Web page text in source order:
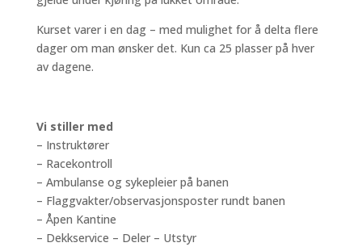
Kurset varer i en dag – med mulighet for å delta flere
dager om man ønsker det. Kun ca 25 plasser på hver
av dagene.
Vi stiller med
– Instruktører
– Racekontroll
– Ambulanse og sykepleier på banen
– Flaggvakter/observasjonsposter rundt banen
– Åpen Kantine
– Dekkservice – Deler – Utstyr